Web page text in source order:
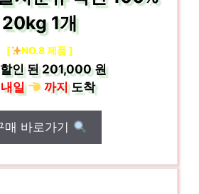
20kg 1개
[ NO.8 제품 ]
인 된201,000 원
내일
까지도착
매 바로가기